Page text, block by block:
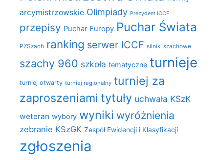
arcymistrzowskie Olimpiady Prezydent ICCF
przepisy Puchar Europy Puchar Świata
PZSzach ranking serwer ICCF silniki szachowe
szachy 960 szkoła tematyczne turnieje
turniej otwarty turniej regionalny turniej za
zaproszeniami tytuły uchwała KSzK
weteran wybory wyniki wyróżnienia
zebranie KSzGK Zespół Ewidencji i Klasyfikacji
zgłoszenia